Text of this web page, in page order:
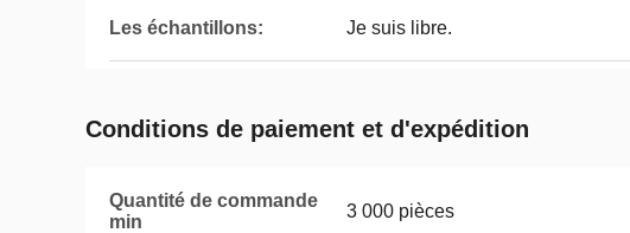
Les échantillons: Je suis libre.
Conditions de paiement et d'expédition
Quantité de commande
min
3 000 pièces